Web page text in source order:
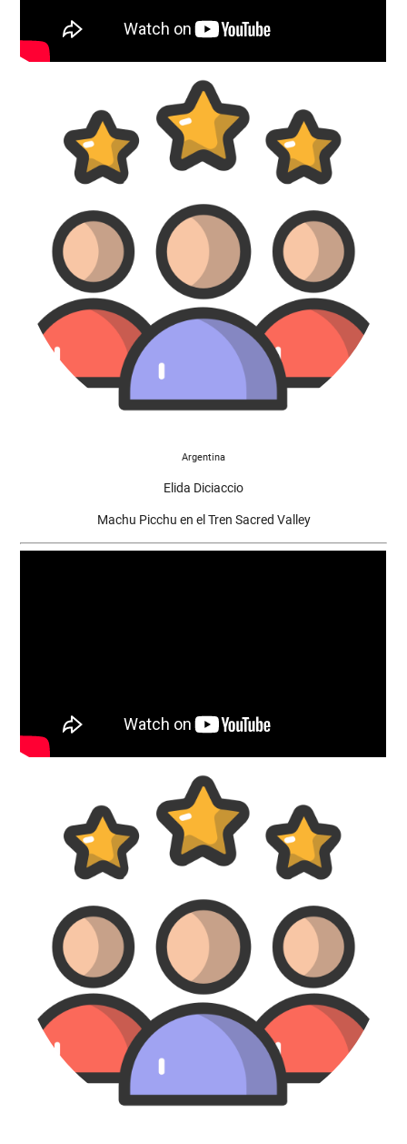
Argentina
Elida Diciaccio
Machu Picchu en el Tren Sacred Valley